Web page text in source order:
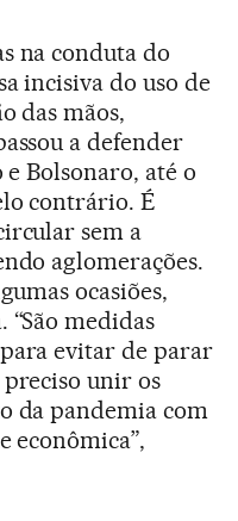
na conduta do
incisiva do uso de
das mãos,
a defender
Bolsonaro, até o
contrário. É
sem a
aglomerações.
ocasiões,
“São medidas
evitar de parar
unir os
da pandemia com
econômica”,